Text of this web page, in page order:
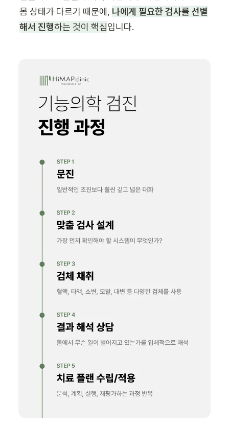
몸 상태가 다르기 때문에, 나에게 필요한 검사를 선별
해서 진행하는 것이 핵심입니다.